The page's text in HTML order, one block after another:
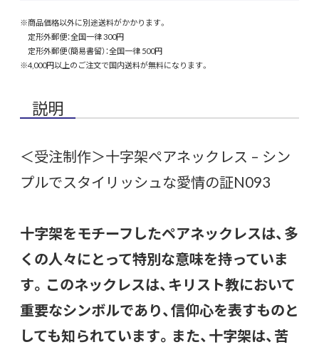
※商品価格以外に別途送料がかかります。
定形外郵便：全国一律 300円
定形外郵便（簡易書留）：全国一律 500円
※4,000円以上のご注文で国内送料が無料になります。
説明
＜受注制作＞十字架ペアネックレス – シン
プルでスタイリッシュな愛情の証N093
十字架をモチーフしたペアネックレスは、多
くの人々にとって特別な意味を持っていま
す。このネックレスは、キリスト教において
重要なシンボルであり、信仰心を表すものと
しても知られています。また、十字架は、苦